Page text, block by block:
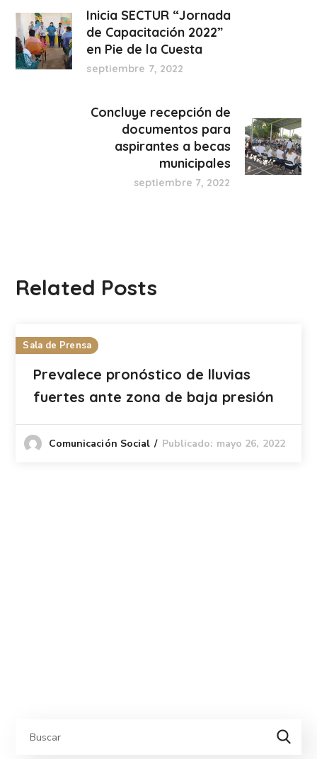
Inicia SECTUR “Jornada
de Capacitación 2022”
en Pie de la Cuesta
septiembre 7, 2022
Concluye recepción de
documentos para
aspirantes a becas
municipales
septiembre 7, 2022
Related Posts
Sala de Prensa
Prevalece pronóstico de lluvias
fuertes ante zona de baja presión
Comunicación Social Publicado: mayo 26, 2022